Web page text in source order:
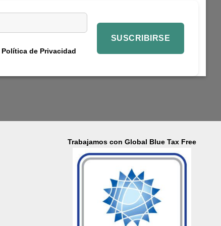
Política de Privacidad
Trabajamos con Global Blue Tax Free